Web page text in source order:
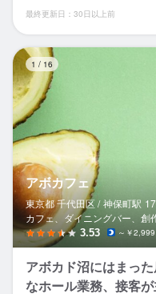
最終更新日：30日以上前
1 / 16
アボカフェ
東京都 千代田区 / 神保町駅
カフェ、ダイニングバー、創
3.53 ～￥2,999
アボカド沼にはまっ
なホール業務、接客が